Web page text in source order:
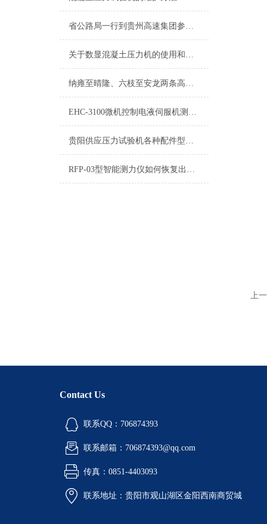
省公路局一行到贵州高速集团参观交流信息化工作
关于数显混凝土压力机的使用和维护都在这篇文章里
纳雍至晴隆、六枝至安龙两条高速公路年内开工
EHC-3100微机控制电液伺服机测控系统厂家供应
贵阳供应压力试验机各种配件型号齐全质优价廉
RFP-03型智能测力仪如何恢复出厂设置
上
Contact Us
联系QQ：706874393
联系邮箱：706874393@qq.com
传真：0851-4403093
联系地址：贵阳市观山湖区金阳西南商贸城